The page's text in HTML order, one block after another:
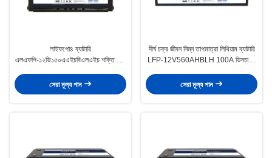
লাইফপো৪ ব্যাটারি
এলএফপি-১২ভি১৫০এএইচবিএলএইচ শক্তি এবং
সেরা মূল্য পান
দীর্ঘ চক্র জীবন নিম্ন তাপমাত্রা লিথিয়াম ব্যাটারি
LFP-12V560AHBLH 100A ডিসচার্জিং
সেরা মূল্য পান